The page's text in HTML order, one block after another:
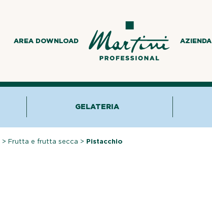
AREA DOWNLOAD AZIENDA
GELATERIA
>Frutta e frutta secca > Pistacchio